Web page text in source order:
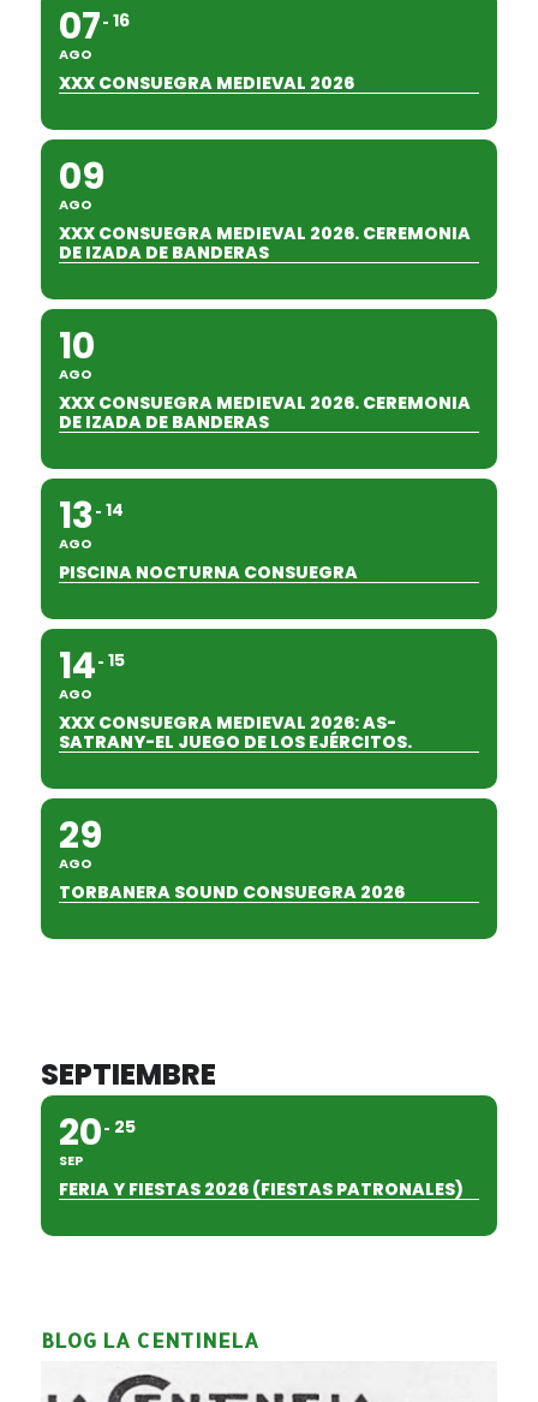
07
AGO
16
XXX CONSUEGRA MEDIEVAL 2026
09
AGO
XXX CONSUEGRA MEDIEVAL 2026. CEREMONIA
DE IZADA DE BANDERAS
10
AGO
XXX CONSUEGRA MEDIEVAL 2026. CEREMONIA
DE IZADA DE BANDERAS
13
AGO
14
PISCINA NOCTURNA CONSUEGRA
14
AGO
15
XXX CONSUEGRA MEDIEVAL 2026: AS-
SATRANY-EL JUEGO DE LOS EJÉRCITOS.
29
AGO
TORBANERA SOUND CONSUEGRA 2026
SEPTIEMBRE
20
SEP
25
FERIA Y FIESTAS 2026 (FIESTAS PATRONALES)
BLOG LA CENTINELA